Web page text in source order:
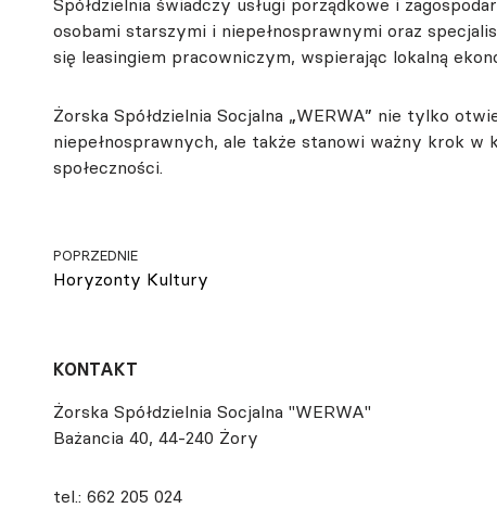
osobami starszymi i niepełnosprawnymi oraz
się leasingiem pracowniczym, wspierając lokalną
Żorska Spółdzielnia Socjalna „WERWA” nie tylko
niepełnosprawnych, ale także stanowi ważny krok w
społeczności.
POPRZEDNIE
Horyzonty Kultury
KONTAKT
Żorska Spółdzielnia Socjalna "WERWA"
Bażancia 40, 44-240 Żory
tel.: 662 205 024